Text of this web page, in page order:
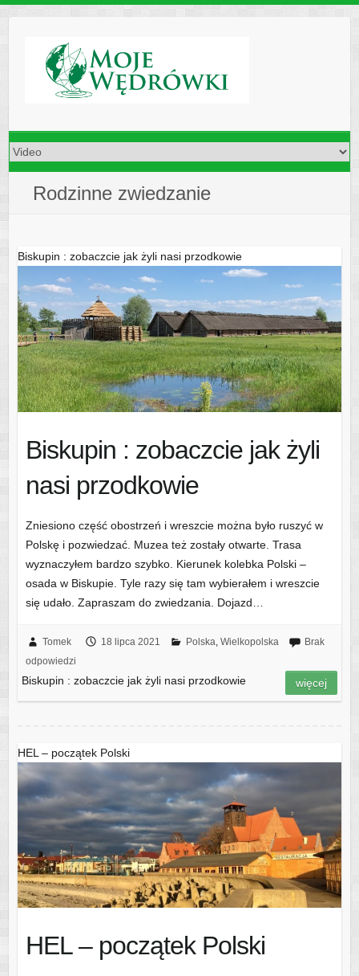
Rodzinne zwiedzanie
Biskupin : zobaczcie jak żyli nasi przodkowie
Biskupin : zobaczcie jak żyli
nasi przodkowie
Zniesiono część obostrzeń i wreszcie można było ruszyć w
Polskę i pozwiedzać. Muzea też zostały otwarte. Trasa
wyznaczyłem bardzo szybko. Kierunek kolebka Polski –
osada w Biskupie. Tyle razy się tam wybierałem i wreszcie
się udało. Zapraszam do zwiedzania. Dojazd…
Tomek 18 lipca 2021 Polska, Wielkopolska
Brak
odpowiedzi
Biskupin : zobaczcie jak żyli nasi przodkowie więcej
HEL – początek Polski
HEL – początek Polski